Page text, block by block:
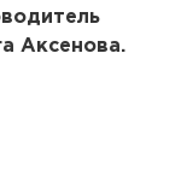
Аксенова.